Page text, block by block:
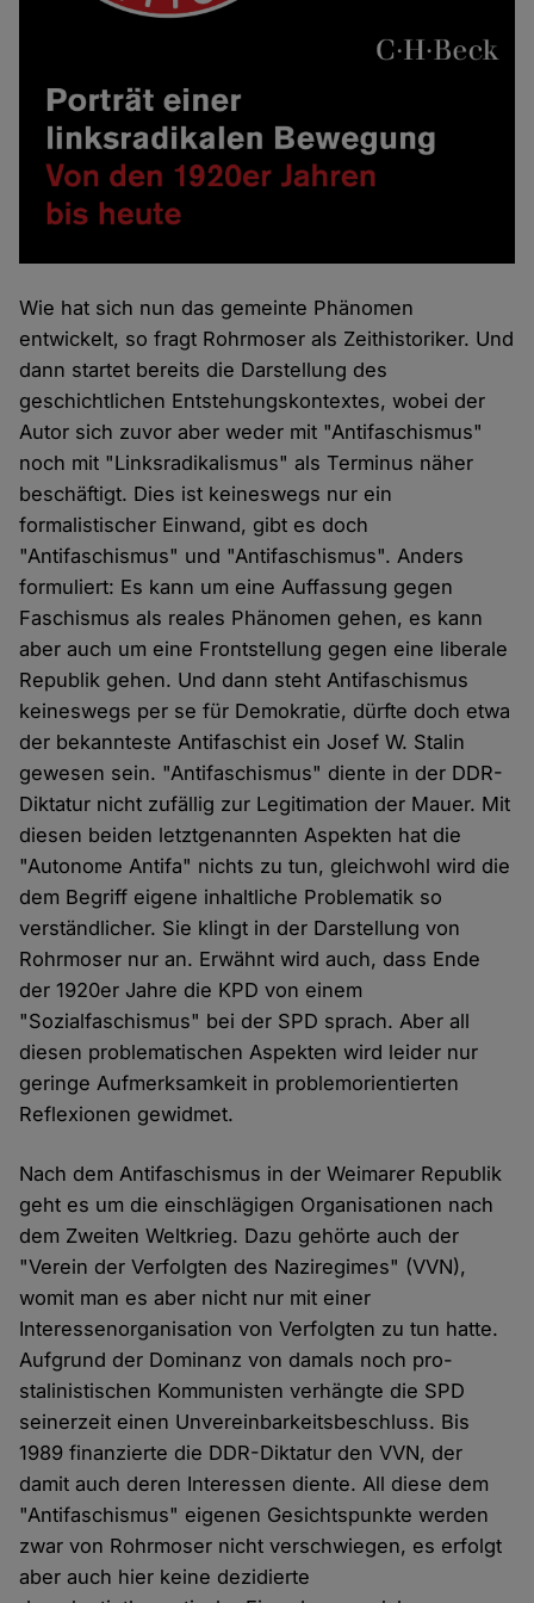
Wie hat sich nun das gemeinte Phänomen
entwickelt, so fragt Rohrmoser als Zeithistoriker. Und
dann startet bereits die Darstellung des
geschichtlichen Entstehungskontextes, wobei der
Autor sich zuvor aber weder mit "Antifaschismus"
noch mit "Linksradikalismus" als Terminus näher
beschäftigt. Dies ist keineswegs nur ein
formalistischer Einwand, gibt es doch
"Antifaschismus" und "Antifaschismus". Anders
formuliert: Es kann um eine Auffassung gegen
Faschismus als reales Phänomen gehen, es kann
aber auch um eine Frontstellung gegen eine liberale
Republik gehen. Und dann steht Antifaschismus
keineswegs per se für Demokratie, dürfte doch etwa
der bekannteste Antifaschist ein Josef W. Stalin
gewesen sein. "Antifaschismus" diente in der DDR-
Diktatur nicht zufällig zur Legitimation der Mauer. Mit
diesen beiden letztgenannten Aspekten hat die
"Autonome Antifa" nichts zu tun, gleichwohl wird die
dem Begriff eigene inhaltliche Problematik so
verständlicher. Sie klingt in der Darstellung von
Rohrmoser nur an. Erwähnt wird auch, dass Ende
der 1920er Jahre die KPD von einem
"Sozialfaschismus" bei der SPD sprach. Aber all
diesen problematischen Aspekten wird leider nur
geringe Aufmerksamkeit in problemorientierten
Reflexionen gewidmet.
Nach dem Antifaschismus in der Weimarer Republik
geht es um die einschlägigen Organisationen nach
dem Zweiten Weltkrieg. Dazu gehörte auch der
"Verein der Verfolgten des Naziregimes" (VVN),
womit man es aber nicht nur mit einer
Interessenorganisation von Verfolgten zu tun hatte.
Aufgrund der Dominanz von damals noch pro-
stalinistischen Kommunisten verhängte die SPD
seinerzeit einen Unvereinbarkeitsbeschluss. Bis
1989 finanzierte die DDR-Diktatur den VVN, der
damit auch deren Interessen diente. All diese dem
"Antifaschismus" eigenen Gesichtspunkte werden
zwar von Rohrmoser nicht verschwiegen, es erfolgt
aber auch hier keine dezidierte